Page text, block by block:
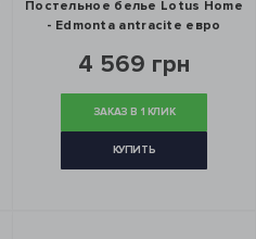
Постельное белье Lotus Home
- Edmonta antracite евро
4 569 грн
ЗАКАЗ В 1 КЛИК
КУПИТЬ